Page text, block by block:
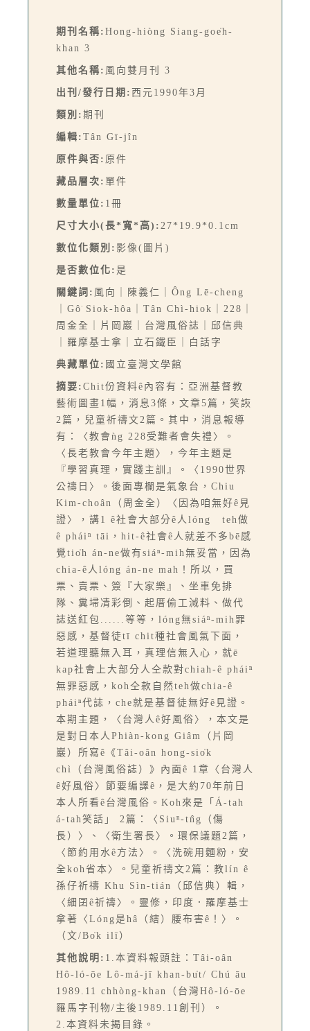
期刊名稱: Hong-hiòng Siang-goe̍h-
khan 3
其他名稱: 風向雙月刊 3
出刊/發行日期: 西元1990年3月
類別: 期刊
編輯: Tân Gī-jîn
原件與否: 原件
藏品層次: 單件
數量單位: 1冊
尺寸大小(長*寬*高): 27*19.9*0.1cm
數位化類別: 影像(圖片)
是否數位化: 是
關鍵詞: 風向｜陳義仁｜Ông Lē-cheng
｜Gô͘ Siok-hôa｜Tân Chì-hiok｜228｜
周金全｜片岡巖｜台灣風俗誌｜邱信典
｜羅摩基士拿｜立石鐵臣｜白話字
典藏單位: 國立臺灣文學館
摘要: Chit份資料ê內容有：亞洲基督教
藝術圖畫1幅，消息3條，文章5篇，笑詼
2篇，兒童祈禱文2篇。其中，消息報導
有：〈教會ǹg 228受難者會失禮〉。
〈長老教會今年主題〉，今年主題是
『學習真理，實踐主訓』。〈1990世界
公禱日〉。後面專欄是氣象台，Chiu
Kim-choân（周金全）〈因為咱無好ê見
證〉，講1 ê社會大部分ê人lóng teh做
ê pháiⁿ tāi，hit-ê社會ê人就差不多bē感
覺tio̍h án-ne做有siáⁿ-mih無妥當，因為
chia-ê人lóng án-ne mah！所以，買
票、賣票、簽『大家樂』、坐車免排
隊、糞埽凊彩倒、起厝偷工減料、做代
誌送紅包......等等，lóng無siáⁿ-mih罪
惡感，基督徒tī chit種社會風氣下面，
若道理聽無入耳，真理信無入心，就ē
kap社會上大部分人仝款對chiah-ê pháiⁿ
無罪惡感，koh仝款自然teh做chia-ê
pháiⁿ代誌，che就是基督徒無好ê見證。
本期主題，〈台灣人ê好風俗〉，本文是
是對日本人Phiàn-kong Giâm（片岡
巖）所寫ê《Tâi-oân hong-sio̍k
chì（台灣風俗誌）》內面ê 1章〈台灣人
ê好風俗〉節要編譯ê，是大約70年前日
本人所看ê台灣風俗。Koh來是「Á-tah
á-tah笑話」 2篇：〈Siuⁿ-tn̂g（傷
長）〉、〈衛生署長〉。環保議題2篇，
〈節約用水ê方法〉。〈洗碗用麵粉，安
全koh省本〉。兒童祈禱文2篇：教lín ê
孫仔祈禱 Khu Sìn-tián（邱信典）輯，
〈細囝ê祈禱〉。靈修，印度．羅摩基士
拿著〈Lóng是hâ（縖）腰布害ê！〉。
（文/Bo̍k ilī）
其他說明: 1.本資料報頭註：Tâi-oân
Hô-ló-ōe Lô-má-jī khan-bu̍t/ Chú āu
1989.11 chhòng-khan（台灣Hô-ló-ōe
羅馬字刊物/主後1989.11創刊）。
2.本資料未揭目錄。